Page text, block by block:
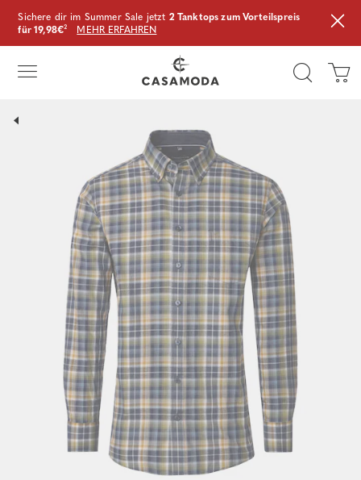
Sichere dir im Summer Sale jetzt 2 Tanktops zum Vorteilspreis
für 19,98€² MEHR ERFAHREN